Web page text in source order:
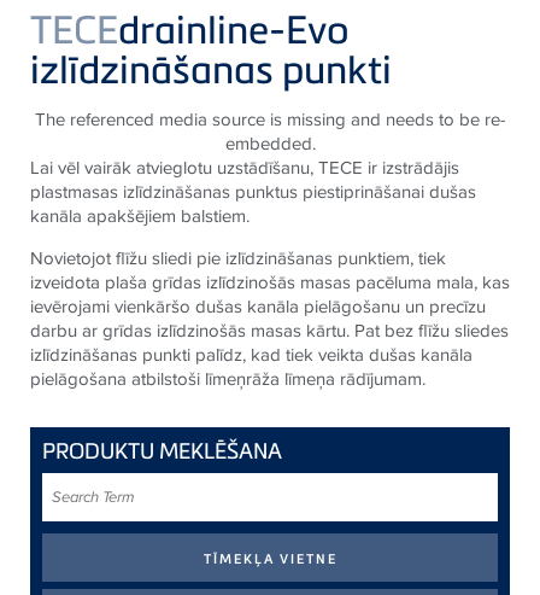
TECEdrainline-Evo
izlīdzināšanas punkti
The referenced media source is missing and needs to be re-
embedded.
Lai vēl vairāk atvieglotu uzstādīšanu, TECE ir izstrādājis
plastmasas izlīdzināšanas punktus piestiprināšanai dušas
kanāla apakšējiem balstiem.
Novietojot flīžu sliedi pie izlīdzināšanas punktiem, tiek
izveidota plaša grīdas izlīdzinošās masas pacēluma mala, kas
ievērojami vienkāršo dušas kanāla pielāgošanu un precīzu
darbu ar grīdas izlīdzinošās masas kārtu. Pat bez flīžu sliedes
izlīdzināšanas punkti palīdz, kad tiek veikta dušas kanāla
pielāgošana atbilstoši līmeņrāža līmeņa rādījumam.
PRODUKTU MEKLĒŠANA
Term